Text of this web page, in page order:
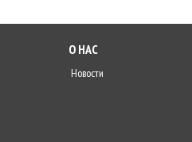
О НАС
Новости